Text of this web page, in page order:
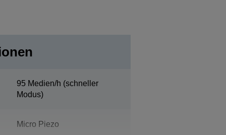
95 Medien/h (schneller
Modus)
Micro Piezo